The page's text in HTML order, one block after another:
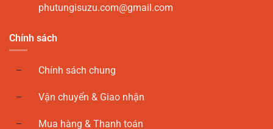
phutungisuzu.com@gmail.com
Chính sách
Chính sách chung
Vận chuyển & Giao nhận
Mua hàng & Thanh toán